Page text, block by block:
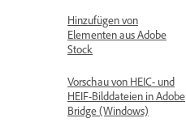
Hinzufügen von
Elementen aus Adobe
Stock
Vorschau von HEIC- und
HEIF-Bilddateien in Adobe
Bridge (Windows)